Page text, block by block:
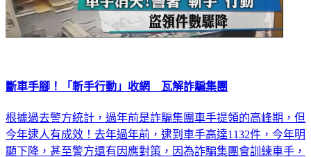
斷車手腳！「斬手行動」收網 瓦解詐騙集團
根據過去警方統計，過年前是詐騙集團車手提領的高峰期，但
今年逮人有成效！去年過年前，逮到車手高達1132件，今年明
顯下降，甚至警方還有因應對策，因為詐騙集團會訓練車手，